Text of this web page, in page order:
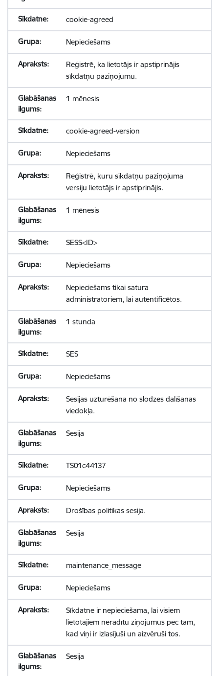
cookie-agreed
Nepieciešams
Reģistrē, ka lietotājs ir apstiprinājis
sīkdatņu paziņojumu.
1 mēnesis
cookie-agreed-version
Nepieciešams
Reģistrē, kuru sīkdatņu paziņojuma
versiju lietotājs ir apstiprinājis.
1 mēnesis
SESS<ID>
Nepieciešams
Nepieciešams tikai satura
administratoriem, lai autentificētos.
1 stunda
SES
Nepieciešams
Sesijas uzturēšana no slodzes dalīšanas
viedokļa.
Sesija
TS01c44137
Nepieciešams
Drošības politikas sesija.
Sesija
maintenance_message
Nepieciešams
Sīkdatne ir nepieciešama, lai visiem
lietotājiem nerādītu ziņojumus pēc tam,
kad viņi ir izlasījuši un aizvēruši tos.
Sesija